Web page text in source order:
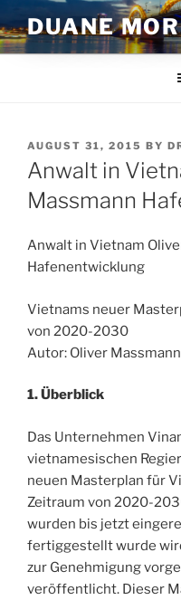
to
content
DUANE
POSTED
ON
AUGUST 31, 2015 BY
Anwalt in
Massmann
Anwalt in Vietnam
Hafenentwicklung
Vietnams neuer
von 2020-2030
Autor: Oliver Massmann
1. Überblick
Das Unternehmen
vietnamesischen
neuen Masterplan für
Zeitraum von 2020-
wurden bis jetzt
fertiggestellt wurde
zur Genehmigung
veröffentlicht. Dieser